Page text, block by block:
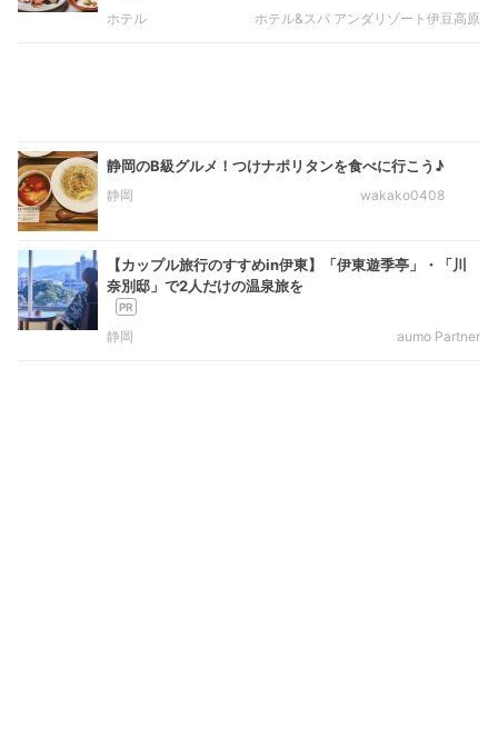
ホテル ホテル&スパ アンダリゾート伊豆高原
静岡のB級グルメ！つけナポリタンを食べに行こう♪
静岡 wakako0408
【カップル旅行のすすめin伊東】「伊東遊季亭」・「川
奈別邸」で2人だけの温泉旅を
静岡 aumo Partner